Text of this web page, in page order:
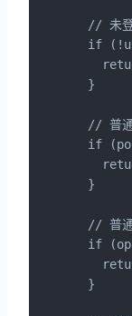
// 未
if
  }
// 普
if
  }
// 普
if
  }